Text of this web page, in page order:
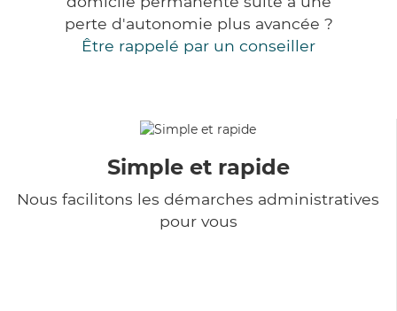
perte d'autonomie plus avancée ?
Être rappelé par un conseiller
Simple et rapide
Nous facilitons les démarches administratives
pour vous